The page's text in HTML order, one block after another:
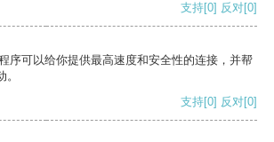
支持[0] 反对[0]
序可以给你提供最高速度和安全性的连接，并帮
支持[0] 反对[0]